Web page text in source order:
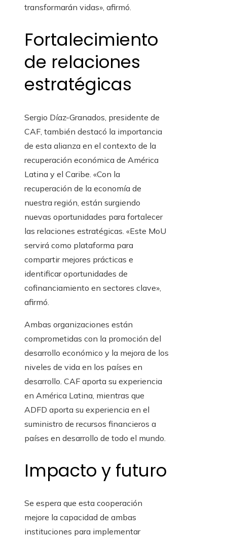
transformarán vidas», afirmó.
Fortalecimiento
de relaciones
estratégicas
Sergio Díaz-Granados, presidente de
CAF, también destacó la importancia
de esta alianza en el contexto de la
recuperación económica de América
Latina y el Caribe. «Con la
recuperación de la economía de
nuestra región, están surgiendo
nuevas oportunidades para fortalecer
las relaciones estratégicas. «Este MoU
servirá como plataforma para
compartir mejores prácticas e
identificar oportunidades de
cofinanciamiento en sectores clave»,
afirmó.
Ambas organizaciones están
comprometidas con la promoción del
desarrollo económico y la mejora de los
niveles de vida en los países en
desarrollo. CAF aporta su experiencia
en América Latina, mientras que
ADFD aporta su experiencia en el
suministro de recursos financieros a
países en desarrollo de todo el mundo.
Impacto y futuro
Se espera que esta cooperación
mejore la capacidad de ambas
instituciones para implementar